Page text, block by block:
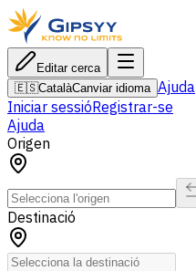
Editar cerca
🇪🇸CatalàCanviar idioma Ajuda
Iniciar sessióRegistrar-se
Ajuda
Origen
Destinació